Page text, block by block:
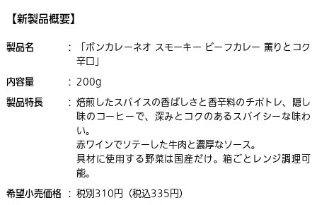
【新製品概要】
製品名 ：
「ボンカレーネオ スモーキー ビーフカレー 薫りとコク
辛口」
内容量 ： 200g
製品特長 ： 焙煎したスパイスの香ばしさと香辛料のチポトレ、隠し
味のコーヒーで、深みとコクのあるスパイシーな味わ
い。
赤ワインでソテーした牛肉と濃厚なソース。
具材に使用する野菜は国産だけ。箱ごとレンジ調理可
能。
希望小売価格 ： 税別310円（税込335円）